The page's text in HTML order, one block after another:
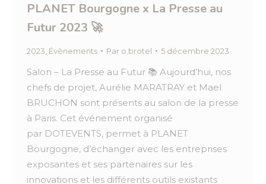
PLANET Bourgogne x La Presse au
Futur 2023 🚀
2023, Évènements Par o.brotel 5 décembre 2023
Salon – La Presse au Futur 📚 Aujourd’hui, nos
chefs de projet, Aurélie MARATRAY et Mael
BRUCHON sont présents au salon de la presse
à Paris. Cet événement organisé
par DOTEVENTS, permet à PLANET
Bourgogne, d’échanger avec les entreprises
exposantes et ses partenaires sur les
innovations et les différents outils existants